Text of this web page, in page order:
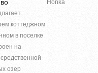
коттеджном
в поселке
на
озер
Honka